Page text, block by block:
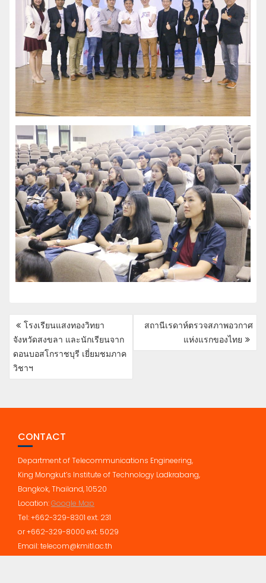
POST
NAVIGATION
โรงเรียนแสงทองวิทยา
จังหวัดสงขลา และนักเรียนจาก
ดอนบอสโกราชบุรี เยี่ยมชมภาค
วิชาฯ
สถานีเรดาห์ตรวจสภาพอวกาศ
แห่งแรกของไทย
CONTACT
Department of Telecommunications Engineering,
King Mongkut’s Institute of Technology Ladkrabang,
Bangkok, Thailand, 10520
Location:Google Map
Tel: +662-329-8301 ext. 231
or +662-329-8000 ext. 5029
Email: telecom@kmitl.ac.th